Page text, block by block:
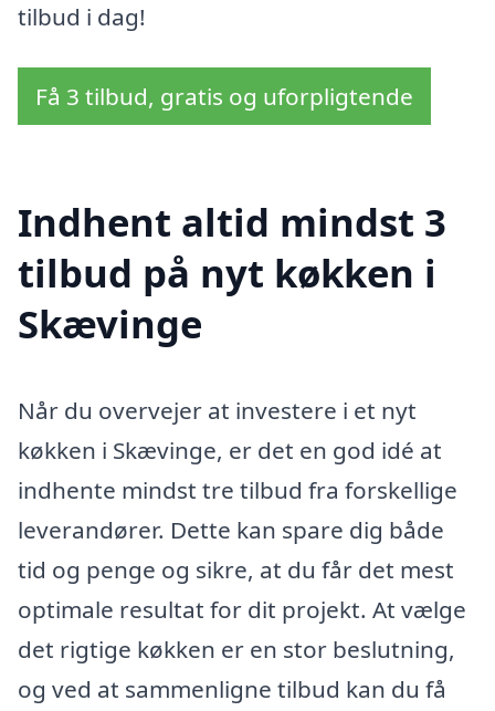
tilbud i dag!
Få 3 tilbud, gratis og uforpligtende
Indhent altid mindst 3
tilbud på nyt køkken i
Skævinge
Når du overvejer at investere i et nyt
køkken i Skævinge, er det en god idé at
indhente mindst tre tilbud fra forskellige
leverandører. Dette kan spare dig både
tid og penge og sikre, at du får det mest
optimale resultat for dit projekt. At vælge
det rigtige køkken er en stor beslutning,
og ved at sammenligne tilbud kan du få